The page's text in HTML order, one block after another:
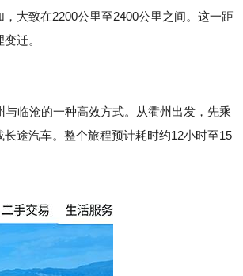
大致在2200公里至2400公里之间。这一距
迁。
临沧的一种高效方式。从衢州出发，先乘
途汽车。整个旅程预计耗时约12小时至15